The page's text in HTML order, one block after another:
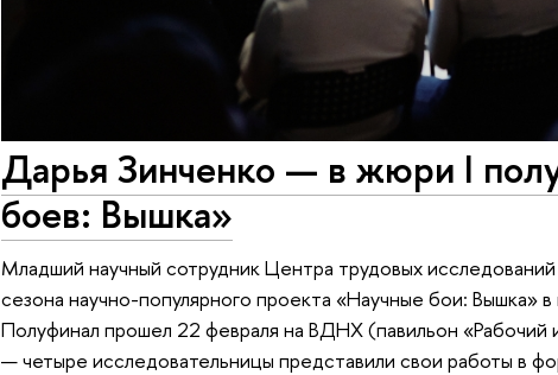
Дарья Зинченко — в жюри I
боев: Вышка»
Младший научный сотрудник Центра трудовых
сезона научно-популярного проекта «Научные бои: Вышка»
Полуфинал прошел 22 февраля на ВДНХ (павильон
— четыре исследовательницы представили свои работы в